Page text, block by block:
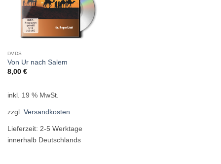
DVDS
Von Ur nach Salem
8,00 €
inkl. 19 % MwSt.
zzgl. Versandkosten
Lieferzeit: 2-5 Werktage
innerhalb Deutschlands